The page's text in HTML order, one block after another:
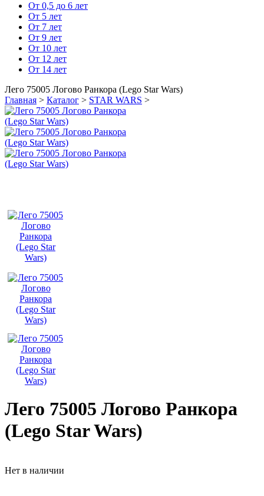
От 0,5 до 6 лет
От 5 лет
От 7 лет
От 9 лет
От 10 лет
От 12 лет
От 14 лет
Лего 75005 Логово Ранкора (Lego Star Wars)
Главная > Каталог > STAR WARS >
Лего 75005 Логово Ранкора
(Lego Star Wars)
Нет в наличии